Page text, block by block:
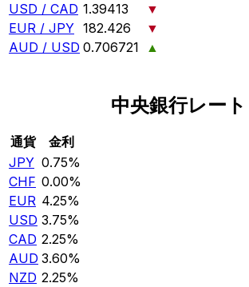
USD / CAD 1.39413
▼
EUR / JPY 182.426
▼
AUD / USD 0.706721 ▲
中央銀行レート
通貨
金利
JPY 0.75%
CHF 0.00%
EUR 4.25%
USD 3.75%
CAD 2.25%
AUD 3.60%
NZD 2.25%